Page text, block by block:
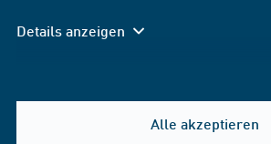
Details anzeigen
Alle akzeptieren